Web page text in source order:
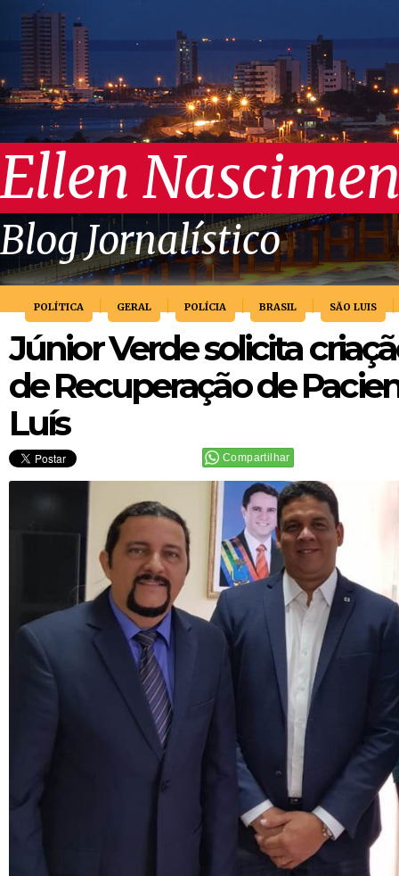
Ellen
Blog Jornalístico
POLÍTICA GERAL POLÍCIA BRASIL SÃO LUIS
Júnior Verde solicita
de Recuperação de
Luís
Compartilhar